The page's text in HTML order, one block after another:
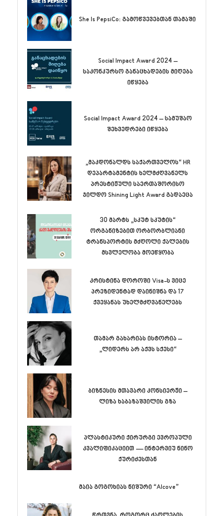
She Is PepsiCo: გამოწვევებთან თამაში
Social Impact Award 2024 –
საკონკურსო განაცხადების მიღება
იწყება
Social Impact Award 2024 – სამუშაო
შეხვედრები იწყება
„მაკდონალდს საქართველოს“ HR
დეპარტამენტის ხელმძღვანელს
პრესტიჟული საერთაშორისო
ჯილდო Shining Light Award გადაეცა
30 მარტს „სკუტ სკუტის“
ორგანიზებით ორბორბლიანი
ტრანსპორტის მძღოლი ქალების
მსვლელობა მოეწყობა
კრისტინა დოროში Visa-ს ვიცე
პრეზიდენტად დაინიშნა და 17
ქვეყანას უხელმძღვანელებს
თამარ გახარიას ისტორია –
„ლიდერს არ აქვს სქესი“
ბიზნესის მთავარი კონსიერჟი –
ლიზა ხაბაზაშვილის გზა
პლასტიკური ქირურგი ევროპული
კვალიფიკაციით — ინტერვიუ ნინო
ქურიძესთან
მაია გოგოხიას ნიშური “Alcove”